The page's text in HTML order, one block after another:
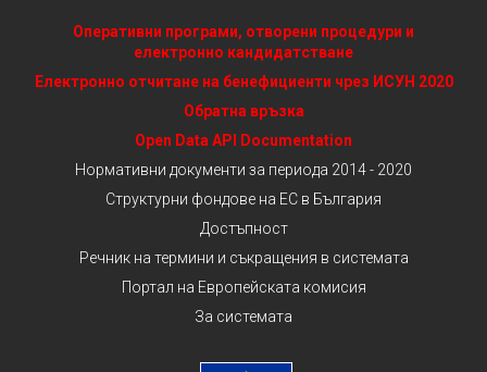
Оперативни програми, отворени процедури и
електронно кандидатстване
Електронно отчитане на бенефициенти чрез ИСУН 2020
Обратна връзка
Open Data API Documentation
Нормативни документи за периода 2014 - 2020
Структурни фондове на ЕС в България
Достъпност
Речник на термини и съкращения в системата
Портал на Европейската комисия
За системата